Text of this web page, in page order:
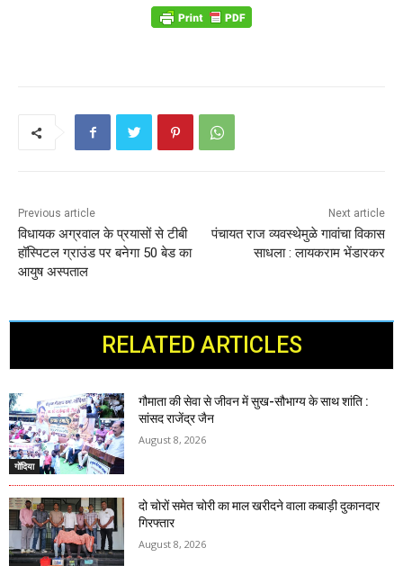
Previous article
विधायक अग्रवाल के प्रयासों से टीबी
हॉस्पिटल ग्राउंड पर बनेगा 50 बेड का
आयुष अस्पताल
Next article
पंचायत राज व्यवस्थेमुळे गावांचा विकास
साधला : लायकराम भेंडारकर
RELATED ARTICLES
गोंदिया
गौमाता की सेवा से जीवन में सुख-सौभाग्य के साथ शांति :
सांसद राजेंद्र जैन
August 8, 2026
दो चोरों समेत चोरी का माल खरीदने वाला कबाड़ी दुकानदार
गिरफ्तार
August 8, 2026